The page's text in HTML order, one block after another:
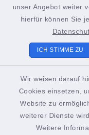
unser Angebot weiter
hierfür können Sie
ICH STIMME ZU
Wir weisen darauf
Cookies einsetzen,
Website zu
weiterer Dienste
Weitere
facebook